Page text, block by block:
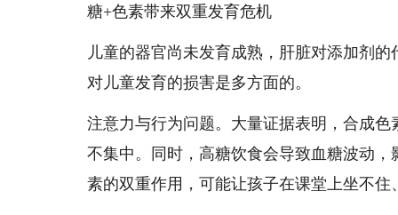
糖+色素带来双重发育危机
儿童的器官尚未发育成熟，肝脏对添加剂
对儿童发育的损害是多方面的。
注意力与行为问题。大量证据表明，合成
不集中。同时，高糖饮食会导致血糖波动
素的双重作用，可能让孩子在课堂上坐不住